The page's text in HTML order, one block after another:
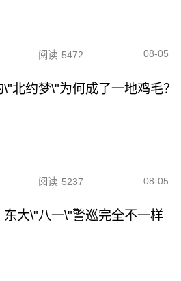
阅读 5472 08-05
北约梦\"为何成了一地鸡毛？
阅读 5237 08-05
大\"八一\"警巡完全不一样